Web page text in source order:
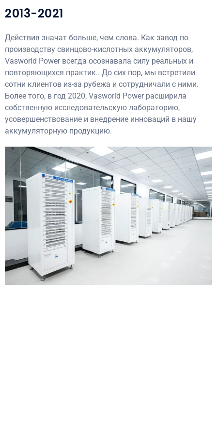
2013-2021
Действия значат больше, чем слова. Как завод по
производству свинцово-кислотных аккумуляторов,
Vasworld Power всегда осознавала силу реальных и
повторяющихся практик.. До сих пор, мы встретили
сотни клиентов из-за рубежа и сотрудничали с ними.
Более того, в год 2020, Vasworld Power расширила
собственную исследовательскую лабораторию,
усовершенствование и внедрение инноваций в нашу
аккумуляторную продукцию.